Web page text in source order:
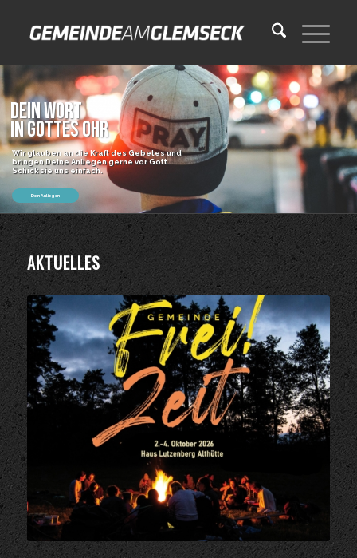
Dein Wort
in Gottes Ohr
Wir glauben an die Kraft des Gebetes und
bringen Deine Anliegen gerne vor Gott.
Schick sie uns einfach.
Dein Anliegen
AKTUELLES